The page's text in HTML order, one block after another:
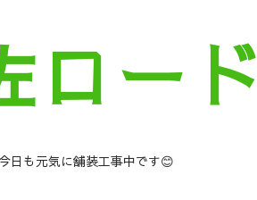
ロード
日も元気に舗装工事中です😊